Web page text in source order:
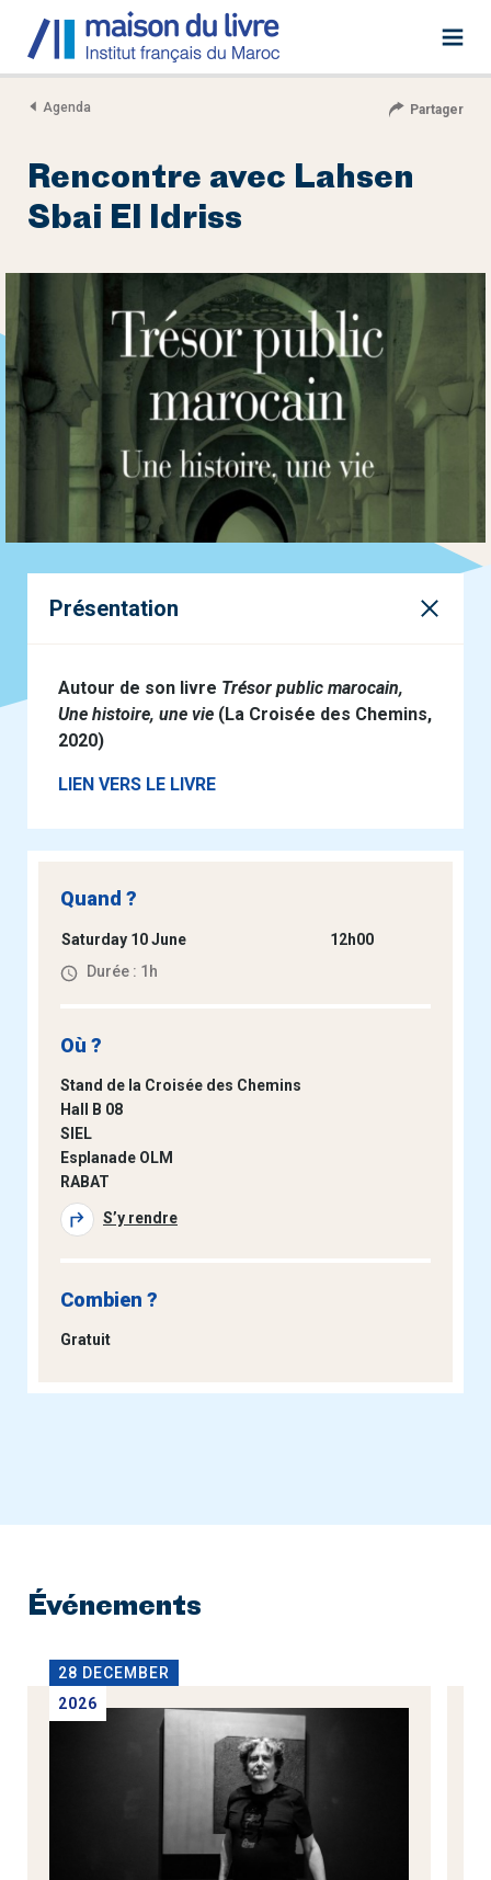
Agenda Partager
Rencontre avec Lahsen
Sbai El Idriss
Présentation
Autour de son livre Trésor public marocain,
Une histoire, une vie (La Croisée des Chemins,
2020)
LIEN VERS LE LIVRE
Quand ?
Saturday 10 June
12h00
Durée : 1h
Où ?
Stand de la Croisée des Chemins
Hall B 08
SIEL
Esplanade OLM
RABAT
S’y rendre
Combien ?
Gratuit
Événements
28 DECEMBER
2026